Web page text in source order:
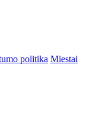
politika Miestai